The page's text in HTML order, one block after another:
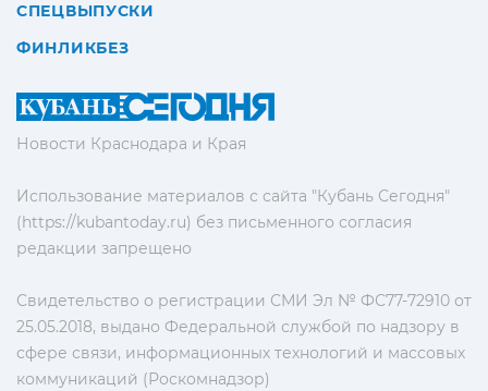
Новости Краснодара и Края
Использование материалов с сайта "Кубань Сегодня"
(https://kubantoday.ru) без письменного согласия
редакции запрещено
Свидетельство о регистрации СМИ Эл № ФС77-72910 от
25.05.2018, выдано Федеральной службой по надзору в
сфере связи, информационных технологий и массовых
коммуникаций (Роскомнадзор)
СПЕЦВЫПУСКИ
ФИНЛИКБЕЗ